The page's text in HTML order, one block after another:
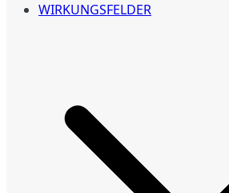
WIRKUNGSFELDER